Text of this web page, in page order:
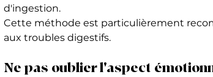
d'ingestion.
Cette méthode est particulièrement
aux troubles digestifs.
Ne pas oublier l'aspect